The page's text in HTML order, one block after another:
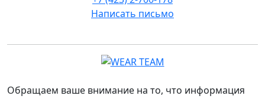
Написать письмо
Обращаем ваше внимание на то, что информация